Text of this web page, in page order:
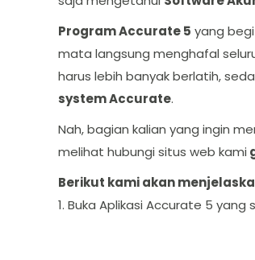
Program Accurate 5 yang
mata langsung menghafal
harus lebih banyak berlatih,
system Accurate.
Nah, bagian kalian yang ingin
melihat hubungi situs web kami
Berikut kami akan
1. Buka Aplikasi Accurate 5